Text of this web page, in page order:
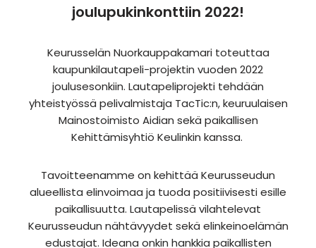
joulupukinkonttiin 2022!
Keurusselän Nuorkauppakamari toteuttaa
kaupunkilautapeli-projektin vuoden 2022
joulusesonkiin. Lautapeliprojekti tehdään
yhteistyössä pelivalmistaja TacTic:n, keuruulaisen
Mainostoimisto Aidian sekä paikallisen
Kehittämisyhtiö Keulinkin kanssa.
Tavoitteenamme on kehittää Keurusseudun
alueellista elinvoimaa ja tuoda positiivisesti esille
paikallisuutta. Lautapelissä vilahtelevat
Keurusseudun nähtävyydet sekä elinkeinoelämän
edustajat. Ideana onkin hankkia paikallisten